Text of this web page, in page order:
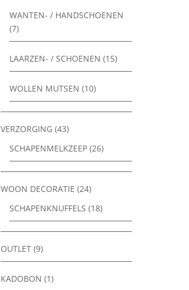
WANTEN- / HANDSCHOENEN
(7)
LAARZEN- / SCHOENEN (15)
WOLLEN MUTSEN (10)
VERZORGING (43)
SCHAPENMELKZEEP (26)
WOON DECORATIE (24)
SCHAPENKNUFFELS (18)
OUTLET (9)
KADOBON (1)